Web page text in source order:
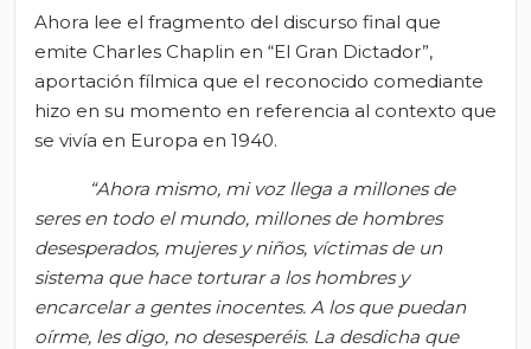
Ahora lee el fragmento del discurso final que
emite Charles Chaplin en “El Gran Dictador”,
aportación fílmica que el reconocido comediante
hizo en su momento en referencia al contexto que
se vivía en Europa en 1940.
“Ahora mismo, mi voz llega a millones de
seres en todo el mundo, millones de hombres
desesperados, mujeres y niños, víctimas de un
sistema que hace torturar a los hombres y
encarcelar a gentes inocentes. A los que puedan
oírme, les digo, no desesperéis. La desdicha que